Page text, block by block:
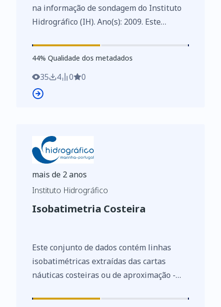
na informação de sondagem do Instituto
Hidrográfico (IH). Ano(s): 2009. Este
de Dados de Elevado Valor/HVD
identificados de acordo com o
Regulamento de Execução n.º 2023/138 da
Diretiva (UE) 2019/1024, relativa aos
44%
44% Qualidade dos metadados
35 4 0 0
mais de 2 anos
Instituto Hidrográfico
Isobatimetria Costeira
Este conjunto de dados contém linhas
isobatimétricas extraídas das cartas
náuticas costeiras ou de aproximação -
Caminha à Foz do Guadiana. As linhas